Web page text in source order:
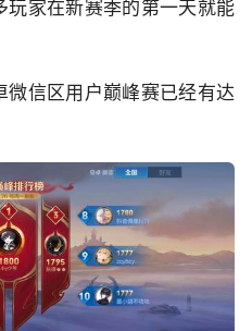
家在新赛季的第一天就能
信区用户巅峰赛已经有达